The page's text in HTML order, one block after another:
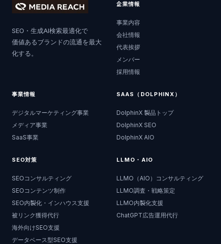
SEO・生成AI検索最適化で
価値あるブランドの流通を最大
化する。
企業情報
事業内容
会社情報
代表挨拶
メンバー
採用情報
事業情報
デジタルマーケティング事業
メディア事業
SaaS事業
SAAS（DOLPHINX）
DolphinX 製品トップ
DolphinX SEO
DolphinX AIO
SEO対策
SEOコンサルティング
SEOコンテンツ制作
SEO内製化・インハウス支援
被リンク獲得代行
海外向けSEO支援
データベース型SEO支援
LLMO・AIO
LLMO（AIO）コンサルティング
LLMO調査・戦略策定
LLMO内製化支援
ChatGPT広告運用代行